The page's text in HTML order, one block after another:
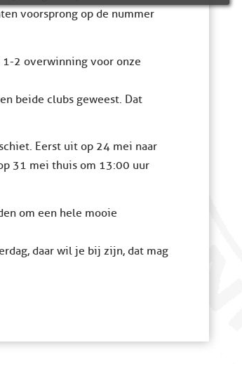
voorsprong op de nummer
2 overwinning voor onze
beide clubs geweest. Dat
Eerst uit op 24 mei naar
31 mei thuis om 13:00 uur
om een hele mooie
daar wil je bij zijn, dat mag